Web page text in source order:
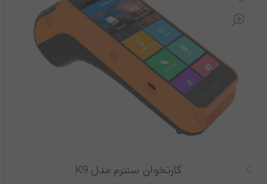
کارتخوان سنترم مدل K9